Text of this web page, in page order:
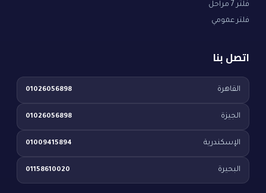
فلتر 7 مراحل
فلتر عمومي
اتصل بنا
القاهرة 01026056898
الجيزة 01026056898
الإسكندرية 01009415894
البحيرة 01158610020